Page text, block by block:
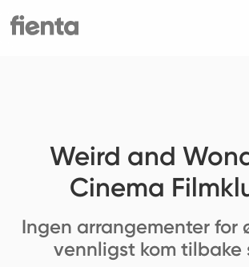
Weird and
Cinema
Ingen arrangementer for
vennligst kom tilbake